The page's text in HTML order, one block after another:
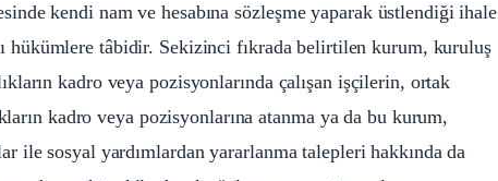
kendi nam ve hesabına sözleşme yaparak üstlendiği ihale
hükümlere tâbidir. Sekizinci fıkrada belirtilen kurum, kuruluş
kadro veya pozisyonlarında çalışan işçilerin, ortak
kadro veya pozisyonlarına atanma ya da bu kurum,
ile sosyal yardımlardan yararlanma talepleri hakkında da